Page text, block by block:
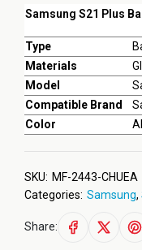
Samsung S21 Plus
Type
Materials
Model
Compatible Brand
Color
SKU: MF-2443-CHUEA
Categories: Samsung,
Share: